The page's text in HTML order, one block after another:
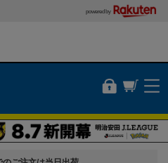
powered by